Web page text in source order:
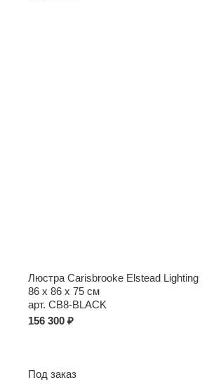
Люстра Carisbrooke Elstead Lighting
86 x 86 x 75 см
арт. CB8-BLACK
156 300 ₽
Под заказ